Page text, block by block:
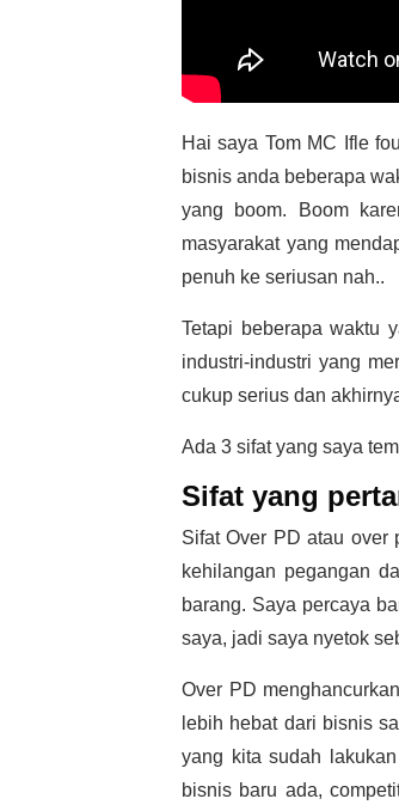
Hai saya Tom MC Ifle
bisnis anda beberapa
yang boom. Boom
masyarakat yang
penuh ke seriusan nah..
Tetapi beberapa waktu
industri-industri yang
cukup serius dan
Ada 3 sifat yang saya
Sifat yang
Sifat Over PD atau over
kehilangan pegangan
barang. Saya percaya
saya, jadi saya nyetok
Over PD
lebih hebat dari bisnis
yang kita sudah
bisnis baru ada,